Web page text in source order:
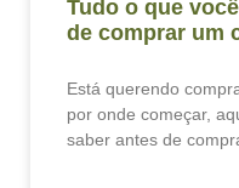
Tudo o que
de comprar um
Está querendo
por onde começar,
saber antes de